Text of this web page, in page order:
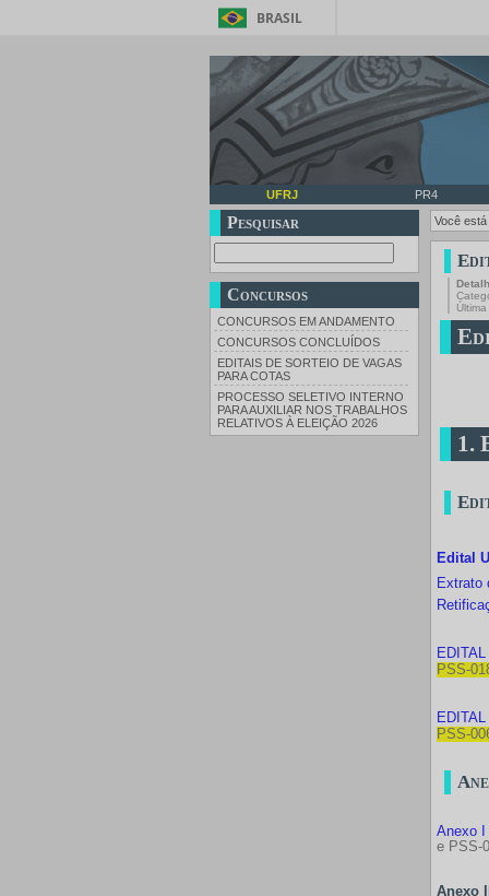
BRASIL
UFRJ PR4
Pesquisar
Concursos
CONCURSOS EM ANDAMENTO
CONCURSOS CONCLUÍDOS
EDITAIS DE SORTEIO DE VAGAS
PARA COTAS
PROCESSO SELETIVO INTERNO
PARA AUXILIAR NOS TRABALHOS
RELATIVOS À ELEIÇÃO 2026
Você está
1.
Edital
Extrato
PSS-
PSS-
Anexo I
e PSS-
Anexo